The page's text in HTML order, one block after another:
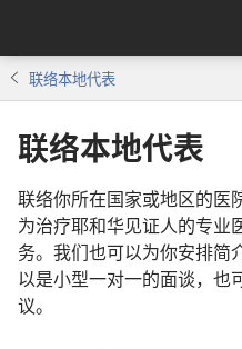
联络本地代表
联络本地代表
联络你所在国家或地区的医
为治疗耶和华见证人的专业
务。我们也可以为你安排简
以是小型一对一的面谈，也
议。